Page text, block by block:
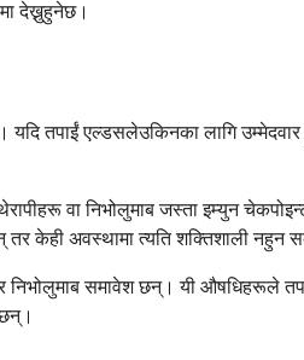
देख्नुहुनेछ।
तपाईं एल्डसलेउकिनका लागि
थेरापीहरू वा निभोलुमाब जस्ता इम्युन
केही अवस्थामा त्यति शक्तिशाली नहुन
र निभोलुमाब समावेश छन्। यी औषधिहरूले